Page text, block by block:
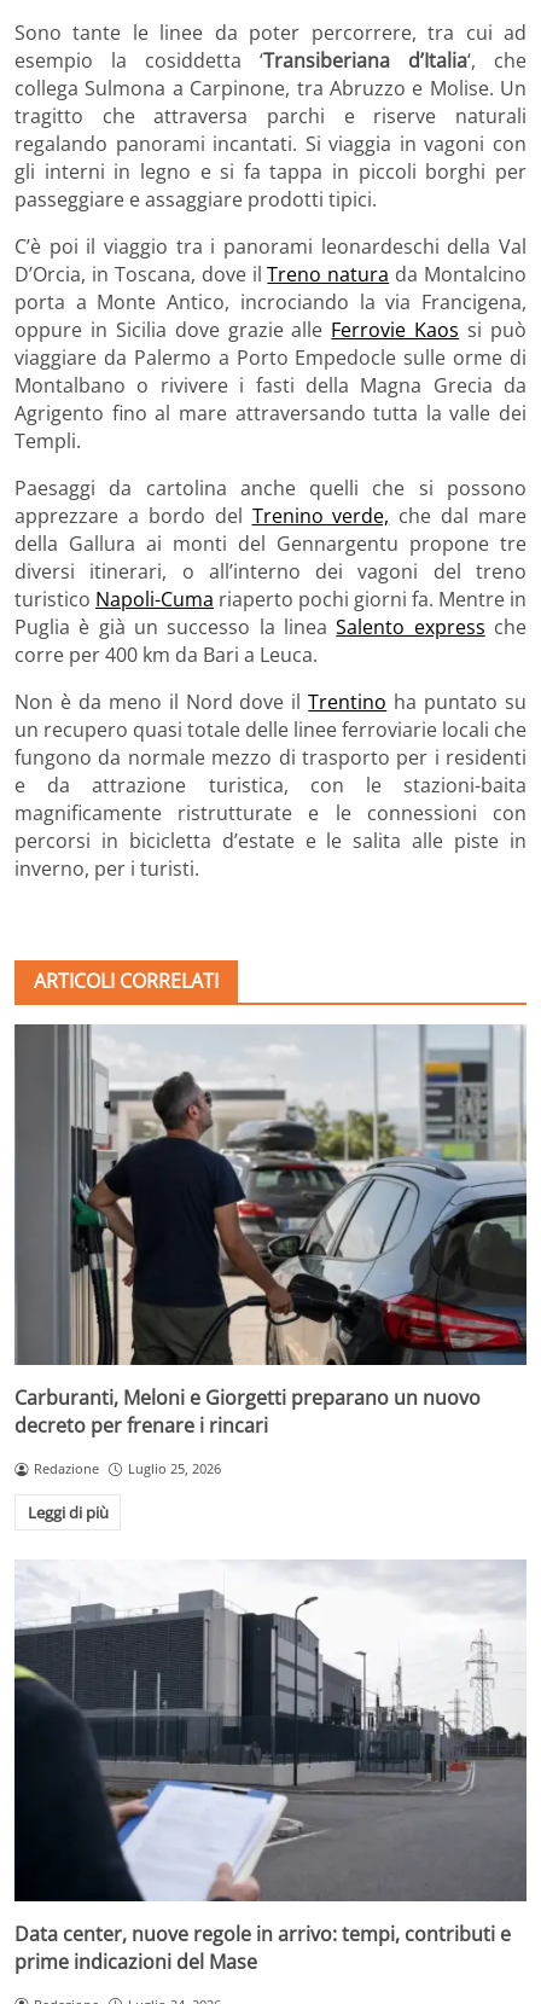
Sono tante le linee da poter percorrere, tra cui ad
esempio la cosiddetta ‘Transiberiana d’Italia‘, che
collega Sulmona a Carpinone, tra Abruzzo e Molise. Un
tragitto che attraversa parchi e riserve naturali
regalando panorami incantati. Si viaggia in vagoni con
gli interni in legno e si fa tappa in piccoli borghi per
passeggiare e assaggiare prodotti tipici.
C’è poi il viaggio tra i panorami leonardeschi della Val
D’Orcia, in Toscana, dove ilTreno natura da Montalcino
porta a Monte Antico, incrociando la via Francigena,
oppure in Sicilia dove grazie alle Ferrovie Kaos si può
viaggiare da Palermo a Porto Empedocle sulle orme di
Montalbano o rivivere i fasti della Magna Grecia da
Agrigento fino al mare attraversando tutta la valle dei
Templi.
Paesaggi da cartolina anche quelli che si possono
apprezzare a bordo del Trenino verde, che dal mare
della Gallura ai monti del Gennargentu propone tre
diversi itinerari, o all’interno dei vagoni del treno
turistico Napoli-Cuma riaperto pochi giorni fa. Mentre in
Puglia è già un successo la lineaSalento express che
corre per 400 km da Bari a Leuca.
Non è da meno il Nord dove ilTrentino ha puntato su
un recupero quasi totale delle linee ferroviarie locali che
fungono da normale mezzo di trasporto per i residenti
e da attrazione turistica, con le stazioni-baita
magnificamente ristrutturate e le connessioni con
percorsi in bicicletta d’estate e le salita alle piste in
inverno, per i turisti.
ARTICOLI CORRELATI
Carburanti, Meloni e Giorgetti preparano un nuovo
decreto per frenare i rincari
Redazione Luglio 25, 2026
Leggi di più
Data center, nuove regole in arrivo: tempi, contributi e
prime indicazioni del Mase